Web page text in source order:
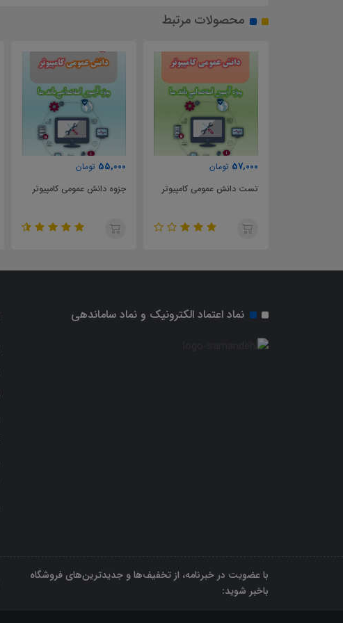
محصولات مرتبط
57,000 تومان
تست دانش عمومی کامپیوتر
55,000 تومان
جزوه دانش عمومی کامپیوتر
نماد اعتماد الکترونیک و نماد ساماندهی
با عضویت در خبرنامه، از تخفیف‌ها و جدیدترین‌های فروشگاه
باخبر شوید: